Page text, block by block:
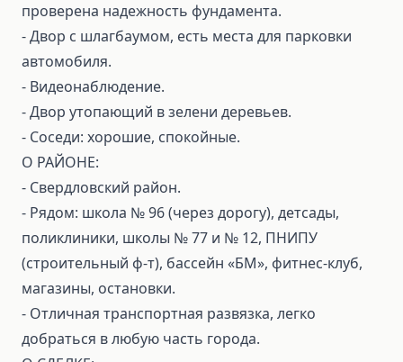
проверена надежность фундамента.
- Двор с шлагбаумом, есть места для парковки
автомобиля.
- Видеонаблюдение.
- Двор утопающий в зелени деревьев.
- Соседи: хорошие, спокойные.
О РАЙОНЕ:
- Свердловский район.
- Рядом: школа № 96 (через дорогу), детсады,
поликлиники, школы № 77 и № 12, ПНИПУ
(строительный ф‑т), бассейн «БМ», фитнес‑клуб,
магазины, остановки.
- Отличная транспортная развязка, легко
добраться в любую часть города.